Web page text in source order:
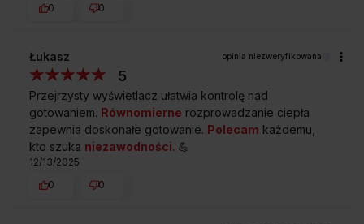
0
0
Łukasz opinia niezweryfikowana
5
Przejrzysty wyświetlacz ułatwia kontrolę nad
gotowaniem. Równomierne rozprowadzanie ciepła
zapewnia doskonałe gotowanie. Polecam każdemu,
kto szuka niezawodności. 💪
12/13/2025
0
0